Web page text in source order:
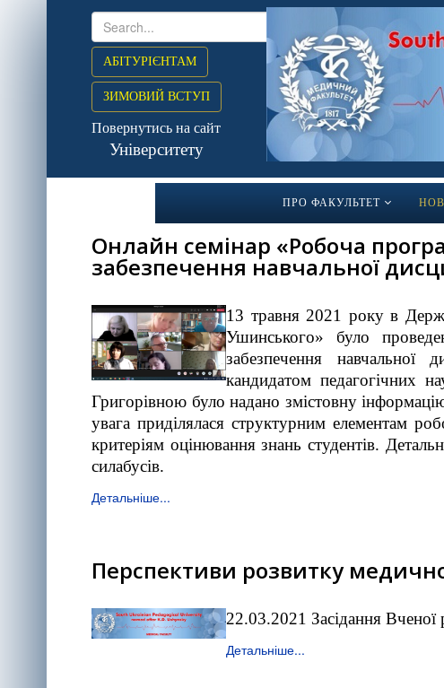
АБІТУРІЄНТАМ
ЗИМОВИЙ ВСТУП
Повернутись на сайт
Університету
ПРО ФАКУЛЬТЕТ
Онлайн семінар «Робоча
забезпечення навчальної
13 травня 2021 року в
Ушинського» було
забезпечення навчальної
кандидатом педагогічних
Григорівною було надано змістовну
увага приділялася структурним елементам
критеріям оцінювання знань студентів.
силабусів.
Детальніше...
Перспективи розвитку
22.03.2021 Засідання Вченої
Детальніше...